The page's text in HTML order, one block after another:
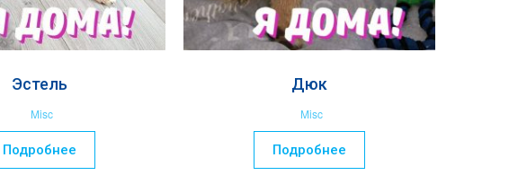
Эстель
Misc
Подробнее
Дюк
Misc
Подробнее